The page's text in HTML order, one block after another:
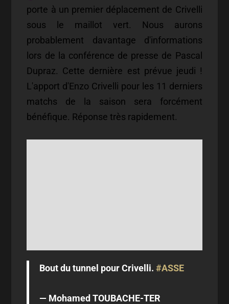
porte à un premier déplacement de Crivelli
sous le maillot vert. Nous aurons
probablement davantage d'informations
lors de la conférence de presse de Pascal
Dupraz. Cette dernière est prévue jeudi !
L'apport d'Enzo Crivelli pour les 11 derniers
matchs de la saison sera forcément
bénéfique. Réponse très rapidement.
Bout du tunnel pour Crivelli.#ASSE
— Mohamed TOUBACHE-TER